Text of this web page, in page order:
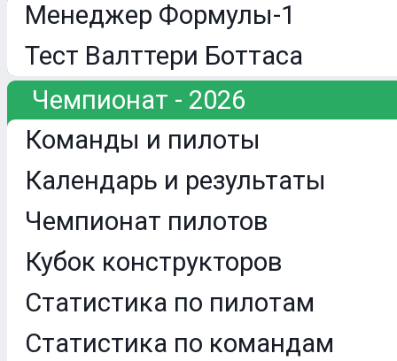
Менеджер Формулы-1
Тест Валттери Боттаса
Чемпионат - 2026
Команды и пилоты
Календарь и результаты
Чемпионат пилотов
Кубок конструкторов
Статистика по пилотам
Статистика по командам